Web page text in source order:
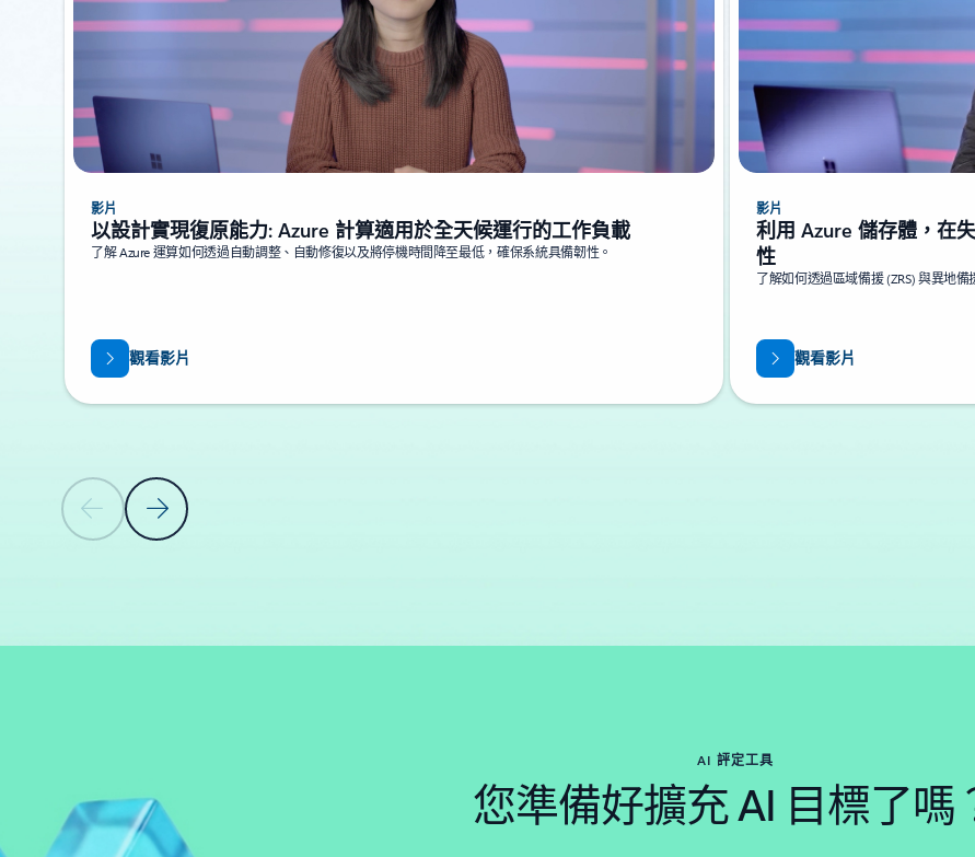
上一張投影片下一張投影片
影片
以設計實現復原能力: Azure 計算適用於全天候運行的工作負載
了解 Azure 運算如何透過自動調整、自動修復以及將停機時間降至最低，確保系統具備韌性。
觀看影片
影片
利用 Azure 儲存體，在
性
了解如何透過區域備援 (ZRS) 與異地
觀看影片
AI 評定工具
您準備好擴充 AI 目標了嗎